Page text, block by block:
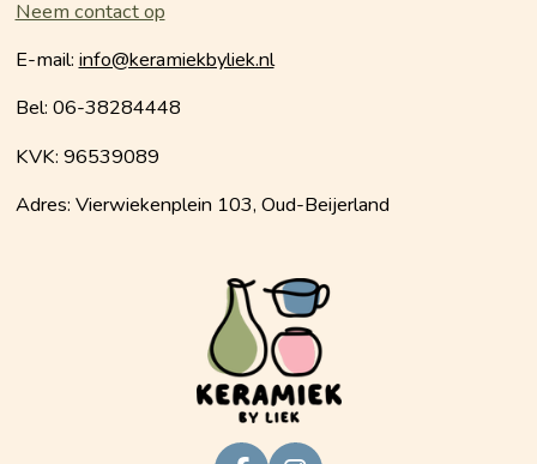
Neem contact op
E-mail: info@keramiekbyliek.nl
Bel: 06-38284448
KVK: 96539089
Adres: Vierwiekenplein 103, Oud-Beijerland